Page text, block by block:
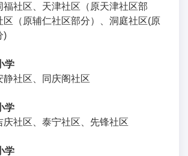
福社区、天津社区（原天津社区部
区（原辅仁社区部分）、洞庭社区(原
)
学
静社区、同庆阁社区
学
庆社区、泰宁社区、先锋社区
学